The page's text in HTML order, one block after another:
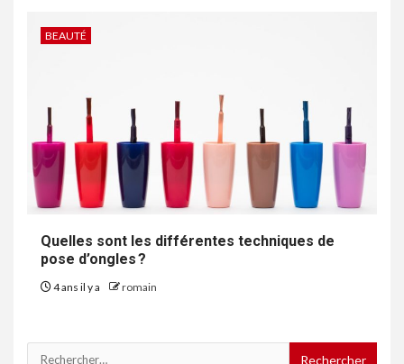
BEAUTÉ
Quelles sont les différentes techniques de
pose d’ongles ?
4 ans il y a romain
Rechercher :